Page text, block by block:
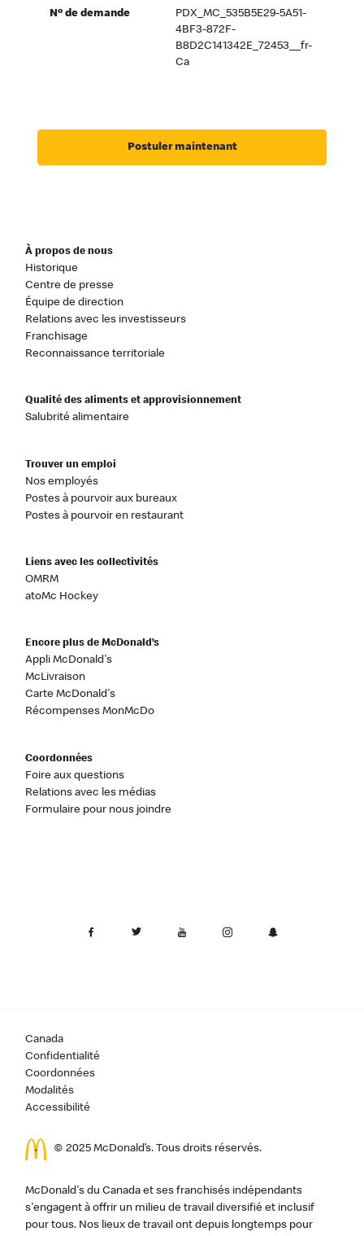
Nº de demande
PDX_MC_535B5E29-5A51-
4BF3-872F-
B8D2C141342E_72453__fr-
Ca
Postuler maintenant
À propos de nous
Historique
Centre de presse
Équipe de direction
Relations avec les investisseurs
Franchisage
Reconnaissance territoriale
Qualité des aliments et approvisionnement
Salubrité alimentaire
Trouver un emploi
Nos employés
Postes à pourvoir aux bureaux
Postes à pourvoir en restaurant
Liens avec les collectivités
OMRM
atoMc Hockey
Encore plus de McDonald’s
Appli McDonald's
McLivraison
Carte McDonald's
Récompenses MonMcDo
Coordonnées
Foire aux questions
Relations avec les médias
Formulaire pour nous joindre
Canada
Confidentialité
Coordonnées
Modalités
Accessibilité
© 2025 McDonald’s. Tous droits réservés.
McDonald's du Canada et ses franchisés indépendants
s'engagent à offrir un milieu de travail diversifié et inclusif
pour tous. Nos lieux de travail ont depuis longtemps pour